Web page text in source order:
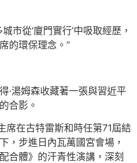
市從‘廈門實行’中吸取經歷，
的環保理念。”
·湯姆森收藏著一張與習近平
合影。
席在古特雷斯和時任第71屆結
，步進日內瓦萬國宮會場，
合體》的汗青性演講，深刻